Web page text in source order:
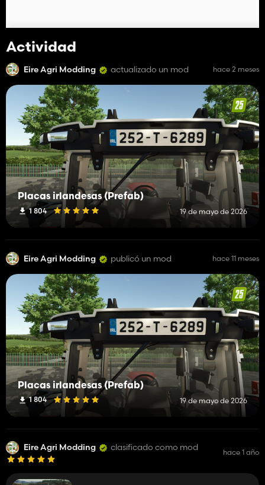
Actividad
Eire Agri Modding actualizado un mod hace 2 meses
Placas irlandesas (Prefab)
1 804 19 de mayo de 2026
Eire Agri Modding publicó un mod hace 11 meses
Placas irlandesas (Prefab)
1 804 19 de mayo de 2026
Eire Agri Modding clasificado como mod hace 1 año